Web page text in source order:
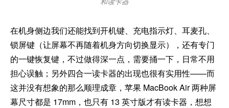
在机身侧边我们还能找到开机键、充电指示灯、耳麦孔、
锁屏键（让屏幕不再随着机身方向切换显示），还有专门
的一键恢复键，不过做得深一点，需要捅一下，日常不用
担心误触；另外四合一读卡器的出现也很有实用性——而
这并没有想象的那么顺理成章，苹果 MacBook Air 两种屏
幕尺寸都是 17mm，也只有 13 英寸版才有读卡器，想想